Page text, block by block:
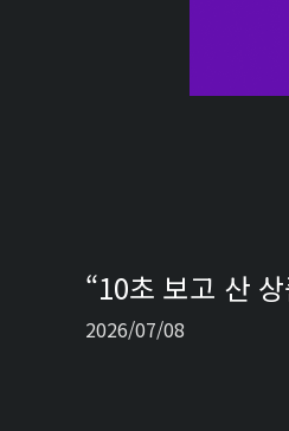
“10초 보고 산
2026/07/08